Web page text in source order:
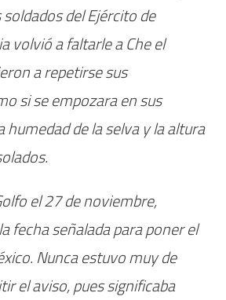
del Ejército de
volvió a faltarle a Che el
a repetirse sus
si se empozara en sus
humedad de la selva y la altura
el 27 de noviembre,
fecha señalada para poner el
Nunca estuvo muy de
el aviso, pues significaba